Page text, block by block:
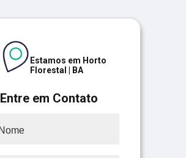
Entre em Contato
Estamos em Horto
Florestal | BA